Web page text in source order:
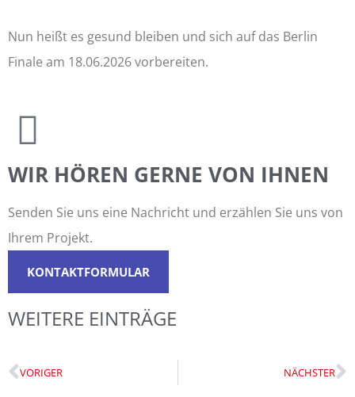
Nun heißt es gesund bleiben und sich auf das Berlin
Finale am 18.06.2026 vorbereiten.
WIR HÖREN GERNE VON IHNEN
Senden Sie uns eine Nachricht und erzählen Sie uns von
Ihrem Projekt.
KONTAKTFORMULAR
WEITERE EINTRÄGE
VORIGER NÄCHSTER